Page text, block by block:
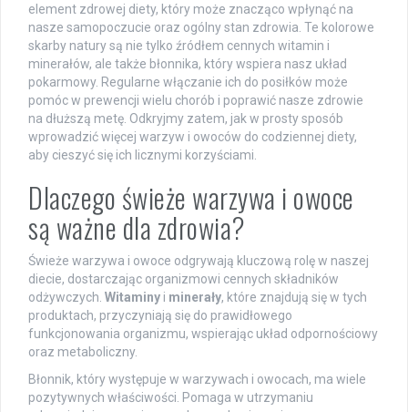
element zdrowej diety, który może znacząco wpłynąć na
nasze samopoczucie oraz ogólny stan zdrowia. Te kolorowe
skarby natury są nie tylko źródłem cennych witamin i
minerałów, ale także błonnika, który wspiera nasz układ
pokarmowy. Regularne włączanie ich do posiłków może
pomóc w prewencji wielu chorób i poprawić nasze zdrowie
na dłuższą metę. Odkryjmy zatem, jak w prosty sposób
wprowadzić więcej warzyw i owoców do codziennej diety,
aby cieszyć się ich licznymi korzyściami.
Dlaczego świeże warzywa i owoce
są ważne dla zdrowia?
Świeże warzywa i owoce odgrywają kluczową rolę w naszej
diecie, dostarczając organizmowi cennych składników
odżywczych. Witaminy i minerały, które znajdują się w tych
produktach, przyczyniają się do prawidłowego
funkcjonowania organizmu, wspierając układ odpornościowy
oraz metaboliczny.
Błonnik, który występuje w warzywach i owocach, ma wiele
pozytywnych właściwości. Pomaga w utrzymaniu